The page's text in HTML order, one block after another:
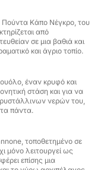
Εθνικού Πάρκου
βυθιστείτε σε
από τη
με όλη της τη
είναι
εμπειρία βαθιάς
ενθουσιασμό
και εκπληκτικής
ασφάλειά σας
της
Πούντα Κάπο Νέγκρο, του
από
σε μια βαθιά και
και άγριο τοπίο.
έναν κρυφό και
στάση και για να
νερών του,
τα πάντα.
τοποθετημένο σε
μόνο λειτουργεί ως
επίσης μια